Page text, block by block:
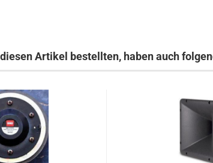
Artikel bestellten, haben auch